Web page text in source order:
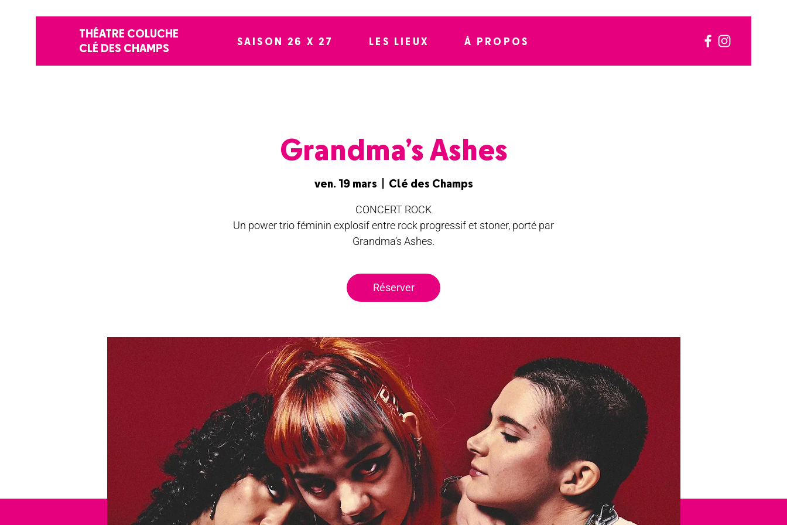
THÉATRE COLUCHE
CLÉ DES CHAMPS
SAISON 26 X 27 LES LIEUX À PROPOS
Grandma’s Ashes
ven. 19 mars Clé des Champs
CONCERT ROCK
Un power trio féminin explosif entre rock progressif et stoner, porté par
Grandma’s Ashes.
Réserver